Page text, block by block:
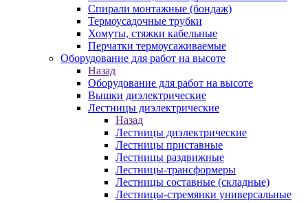
Спирали монтажные (бондаж)
Термоусадочные трубки
Хомуты, стяжки кабельные
Перчатки термоусаживаемые
Оборудование для работ на высоте
Назад
Оборудование для работ на высоте
Вышки диэлектрические
Лестницы диэлектрические
Назад
Лестницы диэлектрические
Лестницы приставные
Лестницы раздвижные
Лестницы-трансформеры
Лестницы составные (складные)
Лестницы-стремянки универсальные